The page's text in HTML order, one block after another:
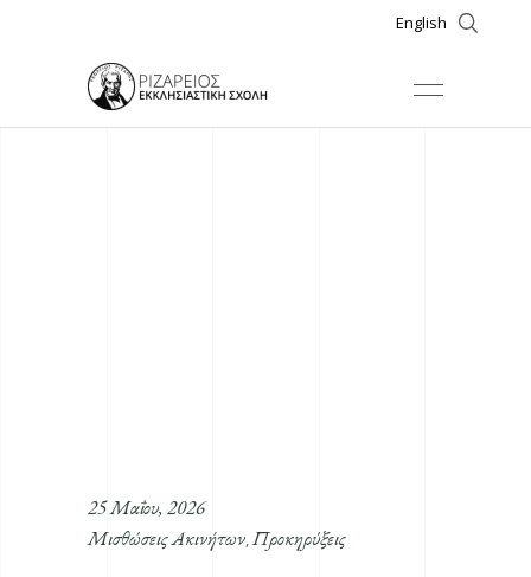
English
25 Μαΐου, 2026
Μισθώσεις Ακινήτων,Προκηρύξεις